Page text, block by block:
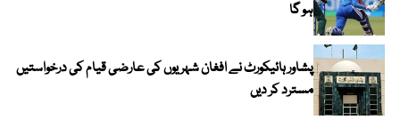
ہو گا
پشاور ہائیکورٹ نے افغان شہریوں کی عارضی قیام کی درخواستیں
مسترد کر دیں